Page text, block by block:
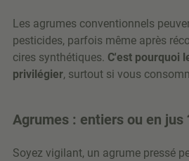
Les agrumes conventionnels
pesticides, parfois même après
cires synthétiques. C'est pourquoi
privilégier, surtout si vous
Agrumes : entiers ou en jus
Soyez vigilant, un agrume pressé